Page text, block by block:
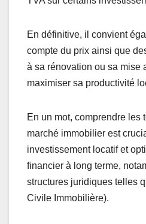
En définitive, il convient
compte du prix ainsi que
à sa rénovation ou sa mise
maximiser sa productivité
En un mot, comprendre les
marché immobilier est
investissement locatif et
financier à long terme,
structures juridiques telles
Civile Immobilière).